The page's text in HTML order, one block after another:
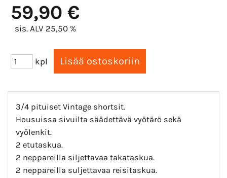
59,90 €
sis. ALV 25,50 %
kpl
3/4 pituiset Vintage shortsit.
Housuissa sivuilta säädettävä vyötärö sekä
vyölenkit.
2 etutaskua.
2 neppareilla siljettavaa takataskua.
2 neppareilla suljettavaa reisitaskua.